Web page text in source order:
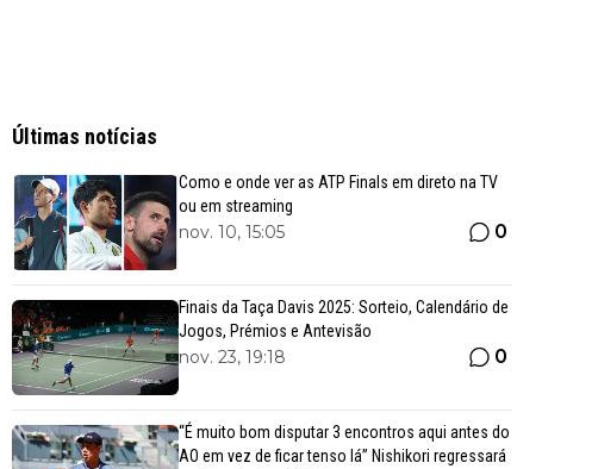
Últimas notícias
Como e onde ver as ATP Finals em direto na TV
ou em streaming
nov. 10, 15:05 0
Finais da Taça Davis 2025: Sorteio, Calendário de
Jogos, Prémios e Antevisão
nov. 23, 19:18 0
“É muito bom disputar 3 encontros aqui antes do
AO em vez de ficar tenso lá” Nishikori regressará